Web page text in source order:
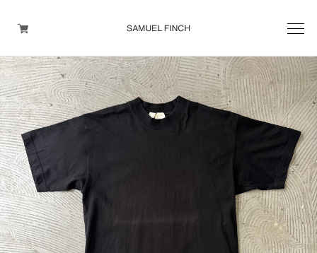
Men's
Maison Martin Margiela
Helmut Lang
Yohji Yamamoto
Other brands